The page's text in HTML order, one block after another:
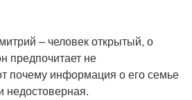
– человек открытый, о
предпочитает не
почему информация о его семье
недостоверная.